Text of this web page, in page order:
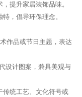
提升家居装饰品味。
，倡导环保理念。
作品或节日主题，表达
设计图案，兼具美观与
传统工艺、文化符号或